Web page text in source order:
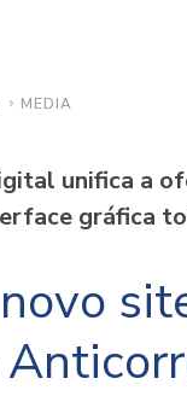
MEDIA
unifica a
gráfica